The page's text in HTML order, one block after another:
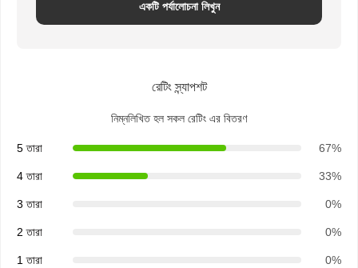
একটি পর্যালোচনা লিখুন
রেটিং স্ন্যাপশট
নিম্নলিখিত হল সকল রেটিং এর বিতরণ
5 তারা 67%
4 তারা 33%
3 তারা 0%
2 তারা 0%
1 তারা 0%